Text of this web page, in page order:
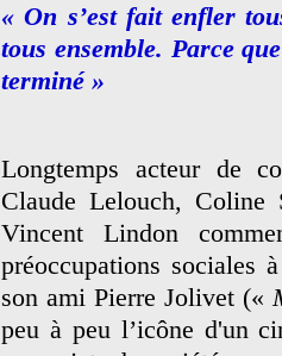
« On s’est fait enfler
tous ensemble. Parce
terminé »
Longtemps acteur de
Claude Lelouch, Coline
Vincent Lindon
préoccupations sociales
son ami Pierre Jolivet («
peu à peu l’icône d'un